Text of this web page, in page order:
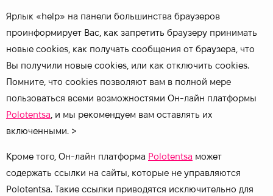
Ярлык «help» на панели большинства браузеров
проинформирует Вас, как запретить браузеру принимать
новые cookies, как получать сообщения от браузера, что
Вы получили новые cookies, или как отключить cookies.
Помните, что cookies позволяют вам в полной мере
пользоваться всеми возможностями Он-лайн платформы
Polotentsa , и мы рекомендуем вам оставлять их
включенными. >
Кроме того, Он-лайн платформа Polotentsa может
содержать ссылки на сайты, которые не управляются
Polotentsa. Такие ссылки приводятся исключительно для